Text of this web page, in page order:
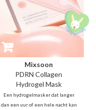
Mixsoon
PDRN Collagen
Hydrogel Mask
Een hydrogelmasker dat langer
dan een uur of een hele nacht kan